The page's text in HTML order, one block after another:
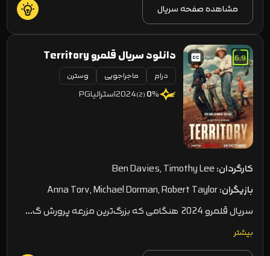
مشاهده صفحه سریال
6.9
دانلود سریال قلمرو Territory
2024
درام ماجراجویی وسترن
0%
(2)
2024استرالیاPG
کارگردان:Ben Davies, Timothy Lee
بازیگران:Anna Torv, Michael Dorman, Robert Taylor
سریال قلمرو 2024 هنگامی که بزرگ‌ترین مزرعه پرورش گ…
بیشتر